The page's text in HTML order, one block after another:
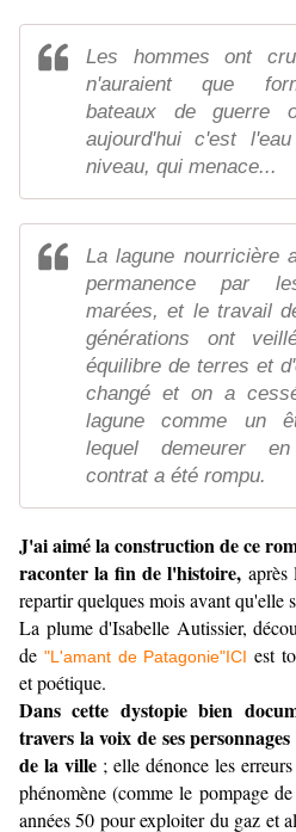
Les hommes ont
n'auraient que
bateaux de guerre
aujourd'hui c'est
niveau, qui menace...
La lagune nourricière
permanence par
marées, et le travail
générations ont
équilibre de terres et
changé et on a
lagune comme un
lequel demeurer
contrat a été rompu.
J'ai aimé la construction de ce
raconter la fin de l'histoire, après
repartir quelques mois avant qu'elle
La plume d'Isabelle Autissier,
de "L'amant de Patagonie"ICI est
et poétique.
Dans cette dystopie bien
travers la voix de ses
de la ville ; elle dénonce les
phénomène (comme le pompage
années 50 pour exploiter du gaz et